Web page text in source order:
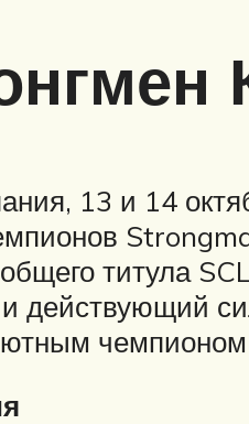
13 и 14
титула
действующий
чемпионом